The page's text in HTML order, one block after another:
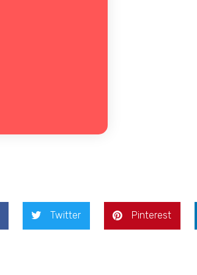
Twitter Pinterest